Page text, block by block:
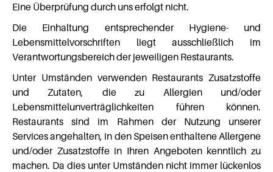
Eine Überprüfung durch uns erfolgt nicht.
Die Einhaltung entsprechender Hygiene- und
Lebensmittelvorschriften liegt ausschließlich im
Verantwortungsbereich der jeweiligen Restaurants.
Unter Umständen verwenden Restaurants Zusatzstoffe
und Zutaten, die zu Allergien und/oder
Lebensmittelunverträglichkeiten führen können.
Restaurants sind im Rahmen der Nutzung unserer
Services angehalten, in den Speisen enthaltene Allergene
und/oder Zusatzstoffe in Ihren Angeboten kenntlich zu
machen. Da dies unter Umständen nicht immer lückenlos